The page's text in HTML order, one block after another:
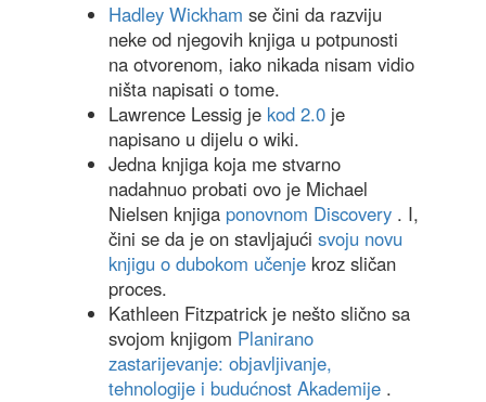
Hadley Wickham se čini da razviju
neke od njegovih knjiga u potpunosti
na otvorenom, iako nikada nisam vidio
ništa napisati o tome.
Lawrence Lessig je kod 2.0 je
napisano u dijelu o wiki.
Jedna knjiga koja me stvarno
nadahnuo probati ovo je Michael
Nielsen knjiga ponovnom Discovery . I,
čini se da je on stavljajući svoju novu
knjigu o dubokom učenje kroz sličan
proces.
Kathleen Fitzpatrick je nešto slično sa
svojom knjigom Planirano
zastarijevanje: objavljivanje,
tehnologije i budućnost Akademije .